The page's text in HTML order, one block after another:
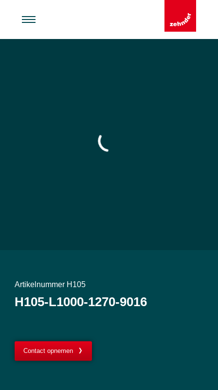
Artikelnummer H105
H105-L1000-1270-9016
Contact opnemen